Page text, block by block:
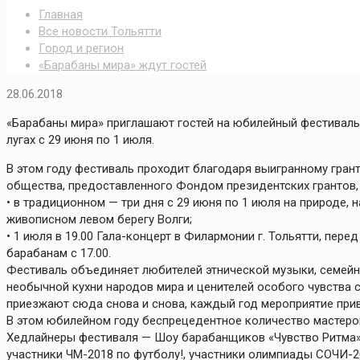
Главная
Все новости Тольятти
Город и регион
«Барабаны мира» ждут гостей
28.06.2018
«Барабаны мира» приглашают гостей на юбилейный
лугах с 29 июня по 1 июля.
В этом году фестиваль проходит благодаря выигранному
общества, предоставленного Фондом президентских
• в традиционном — три дня с 29 июня по 1 июля на природе,
живописном левом берегу Волги;
• 1 июля в 19.00 Гала-концерт в Филармонии г. Тольятти,
барабанам с 17.00.
Фестиваль объединяет любителей этнической музыки,
необычной кухни народов мира и ценителей особого
приезжают сюда снова и снова, каждый год мероприятие
В этом юбилейном году беспрецедентное количество
Хедлайнеры фестиваля — Шоу барабанщиков «Чувство
участники ЧМ-2018 по футболу!, участники олимпиады СОЧИ-